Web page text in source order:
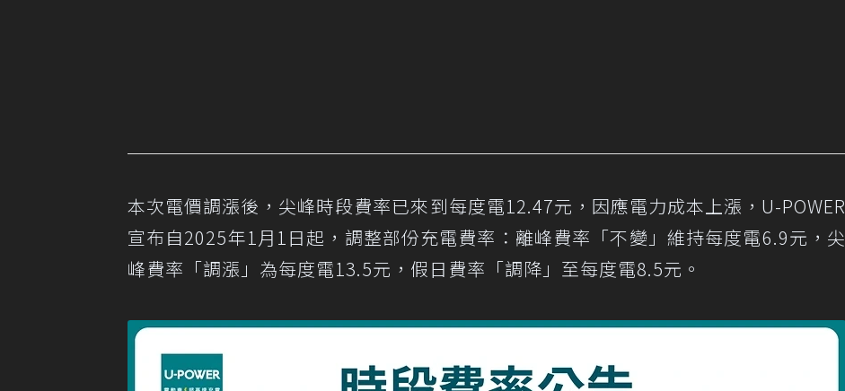
本次電價調漲後，尖峰時段費率已來到每度電12.47元，因應電力成本上漲，U-POWER
宣布自2025年1月1日起，調整部份充電費率：離峰費率「不變」維持每度電6.9元，尖
峰費率「調漲」為每度電13.5元，假日費率「調降」至每度電8.5元。